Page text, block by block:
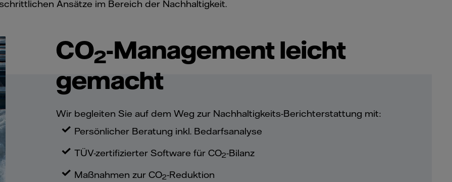
Ansätze im Bereich der Nachhaltigkeit.
CO2-Management leicht
gemacht
Wir begleiten Sie auf dem Weg zur Nachhaltigkeits-Berichterstattung mit:
Persönlicher Beratung inkl. Bedarfsanalyse
TÜV-zertifizierter Software für CO2-Bilanz
Maßnahmen zur CO2-Reduktion